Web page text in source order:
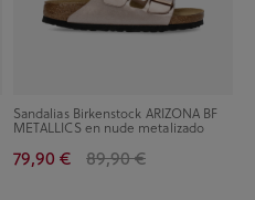
Sandalias Birkenstock ARIZONA BF
METALLICS en nude metalizado
79,90 € 89,90 €